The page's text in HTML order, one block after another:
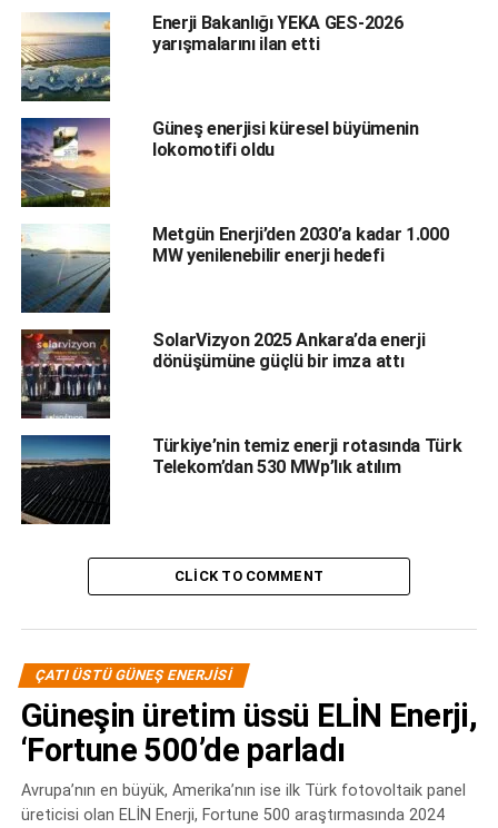
Berdan Cıvata tesislerindeki güneş enerjisi
yatırımı hakkında bilgi alabilir miyiz?
Mersin-Tarsus Organize Sanayi Bölgesi’ndeki 3
lokasyonumuzda toplamda 8000m2 çatı kullanılarak
gerçekleştirdiğimiz yatırım devreye alındığında 1500kWp
kapasiteyle fabrikamıza enerji sağlayacak.
Projede hangi firmayla iş ortaklığı
yaptınız? Kaç adet panel kullanıldı ve
Bu projede Ankaralı Hendese Enerji ile çalıştık. 4580 adet
Schmid-Pekintaş marka 325 Wp kapasiteli fotovoltaik
panel kullanıldı.
Bu projeyle elektrik tüketiminin ne kadarını
karşılamış olacaksınız?
Enerji Bakanlığı YEKA GES-2026
yarışmalarını ilan etti
Güneş enerjisi küresel büyümenin
lokomotifi oldu
Metgün Enerji’den 2030’a kadar 1.000
MW yenilenebilir enerji hedefi
SolarVizyon 2025 Ankara’da enerji
dönüşümüne güçlü bir imza attı
Türkiye’nin temiz enerji rotasında Türk
Telekom’dan 530 MWp’lık atılım
CLICK TO COMMENT
ÇATI ÜSTÜ GÜNEŞ ENERJISI
Güneşin üretim üssü ELİN Enerji,
‘Fortune 500’de parladı
Avrupa’nın en büyük, Amerika’nın ise ilk Türk fotovoltaik panel
üreticisi olan ELİN Enerji, Fortune 500 araştırmasında 2024